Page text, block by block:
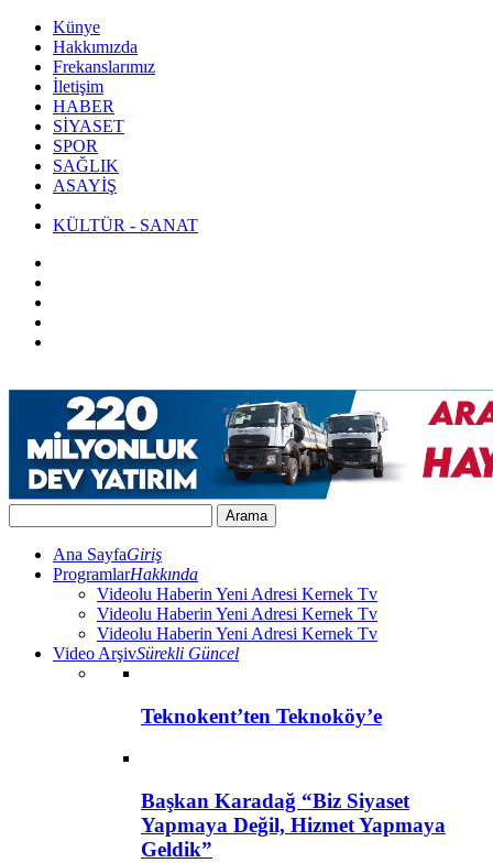
Künye
Hakkımızda
Frekanslarımız
İletişim
HABER
SİYASET
SPOR
SAĞLIK
ASAYİŞ
KÜLTÜR - SANAT
Ana SayfaGiriş
ProgramlarHakkında
Videolu Haberin Yeni Adresi Kernek Tv
Videolu Haberin Yeni Adresi Kernek Tv
Videolu Haberin Yeni Adresi Kernek Tv
Video ArşivSürekli Güncel
Teknokent’ten Teknoköy’e
Başkan Karadağ “Biz Siyaset
Yapmaya Değil, Hizmet Yapmaya
Geldik”